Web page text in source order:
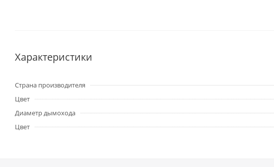
Характеристики
Страна производителя
Цвет
Диаметр дымохода
Цвет